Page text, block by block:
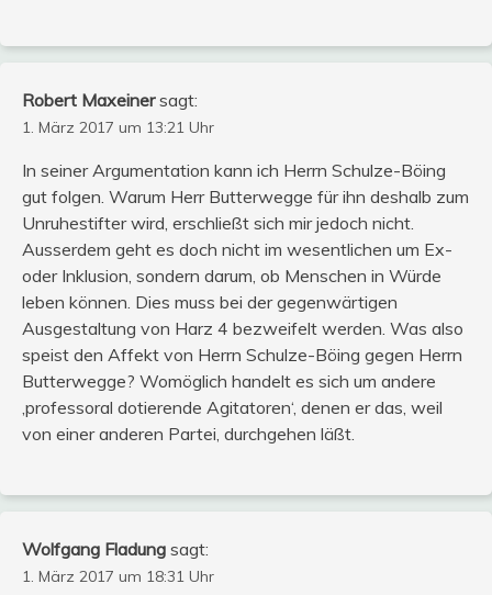
Robert Maxeiner sagt:
1. März 2017 um 13:21 Uhr
In seiner Argumentation kann ich Herrn Schulze-Böing
gut folgen. Warum Herr Butterwegge für ihn deshalb zum
Unruhestifter wird, erschließt sich mir jedoch nicht.
Ausserdem geht es doch nicht im wesentlichen um Ex-
oder Inklusion, sondern darum, ob Menschen in Würde
leben können. Dies muss bei der gegenwärtigen
Ausgestaltung von Harz 4 bezweifelt werden. Was also
speist den Affekt von Herrn Schulze-Böing gegen Herrn
Butterwegge? Womöglich handelt es sich um andere
‚professoral dotierende Agitatoren‘, denen er das, weil
von einer anderen Partei, durchgehen läßt.
Wolfgang Fladung sagt:
1. März 2017 um 18:31 Uhr